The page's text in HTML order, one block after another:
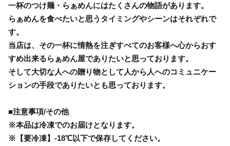
一杯のつけ麺・らぁめんにはたくさんの物語があります。
らぁめんを食べたいと思うタイミングやシーンはそれぞれで
す。
当店は、その一杯に情熱を注ぎすべてのお客様へ心からおす
すめ出来るらぁめん屋でありたいと思っております。
そして大切な人への贈り物として人から人へのコミュニケー
ションの手段でありたいとも思っております。
■注意事項/その他
※本品は冷凍でのお届けとなります。
※【要冷凍】-18℃以下で保存してください。